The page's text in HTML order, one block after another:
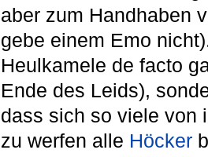
aber zum Handhaben
gebe einem Emo
Heulkamele de facto
Ende des Leids),
dass sich so viele von
zu werfen alle Höcker